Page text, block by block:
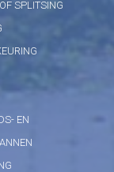
SPLITSING
EN